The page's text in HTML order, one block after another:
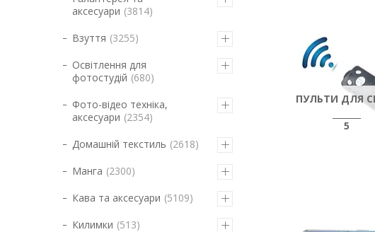
ПУЛЬТИ ДЛЯ
5
аксесуари 3814
Взуття 3255
Освітлення для
фотостудій 680
Фото-відео техніка,
аксесуари 2354
Домашній текстиль 2618
Манга 2300
Кава та аксесуари 5109
Килимки 513